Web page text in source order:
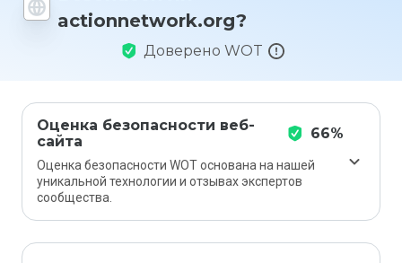
actionnetwork.org?
Доверено WOT
Оценка безопасности веб-
сайта
66%
Оценка безопасности WOT основана на нашей
уникальной технологии и отзывах экспертов
сообщества.